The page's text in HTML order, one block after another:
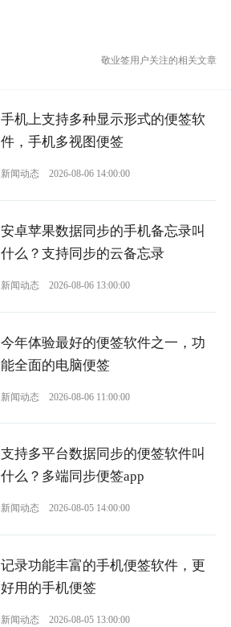
敬业签用户关注的相关文章
手机上支持多种显示形式的便签软
件，手机多视图便签
新闻动态 2026-08-06 14:00:00
安卓苹果数据同步的手机备忘录叫
什么？支持同步的云备忘录
新闻动态 2026-08-06 13:00:00
今年体验最好的便签软件之一，功
能全面的电脑便签
新闻动态 2026-08-06 11:00:00
支持多平台数据同步的便签软件叫
什么？多端同步便签app
新闻动态 2026-08-05 14:00:00
记录功能丰富的手机便签软件，更
好用的手机便签
新闻动态 2026-08-05 13:00:00